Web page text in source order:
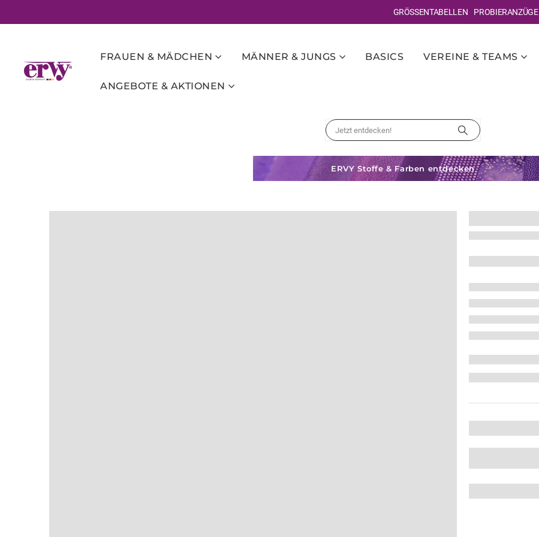
GRÖSSENTABELLEN PROBIERANZÜGE
FRAUEN & MÄDCHEN MÄNNER & JUNGS BASICS VEREINE & TEAMS
ANGEBOTE & AKTIONEN
ERVY Stoffe & Farben entdecken